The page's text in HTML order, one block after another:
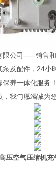
限公司-----销售
泵及配件，24小
保养一体化服务
，我们愿竭诚为
压空气压缩机充